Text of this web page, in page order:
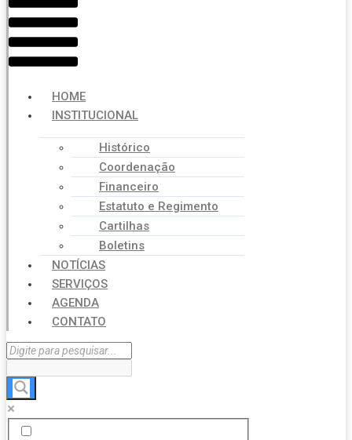
HOME
INSTITUCIONAL
Histórico
Coordenação
Financeiro
Estatuto e Regimento
Cartilhas
Boletins
NOTÍCIAS
SERVIÇOS
AGENDA
CONTATO